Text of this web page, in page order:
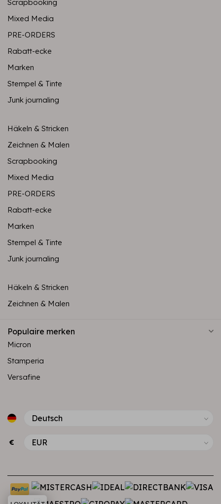
Scrapbooking
Mixed Media
PRE-ORDERS
Rabatt-ecke
Marken
Stempel & Tinte
Junk journaling
Häkeln & Stricken
Zeichnen & Malen
Scrapbooking
Mixed Media
PRE-ORDERS
Rabatt-ecke
Marken
Stempel & Tinte
Junk journaling
Häkeln & Stricken
Zeichnen & Malen
Populaire merken
Micron
Stamperia
Versafine
€